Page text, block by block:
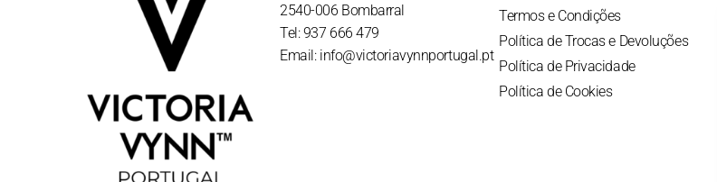
2540-006 Bombarral
Tel: 937 666 479
Email: info@victoriavynnportugal.pt
Termos e Condições
Política de Trocas e Devoluções
Política de Privacidade
Política de Cookies